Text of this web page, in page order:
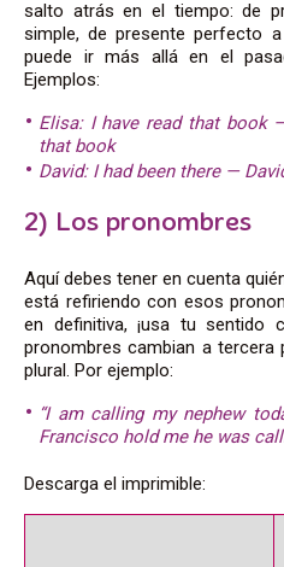
salto atrás en el tiempo: de
simple, de presente perfecto
puede ir más allá en el
Ejemplos:
Elisa: I have read that book
that book
David: I had been there —
2) Los pronombres
Aquí debes tener en cuenta
está refiriendo con esos
en definitiva, ¡usa tu sentido
pronombres cambian a tercera
plural. Por ejemplo:
“I am calling my nephew
Francisco hold me he was
Descarga el imprimible: